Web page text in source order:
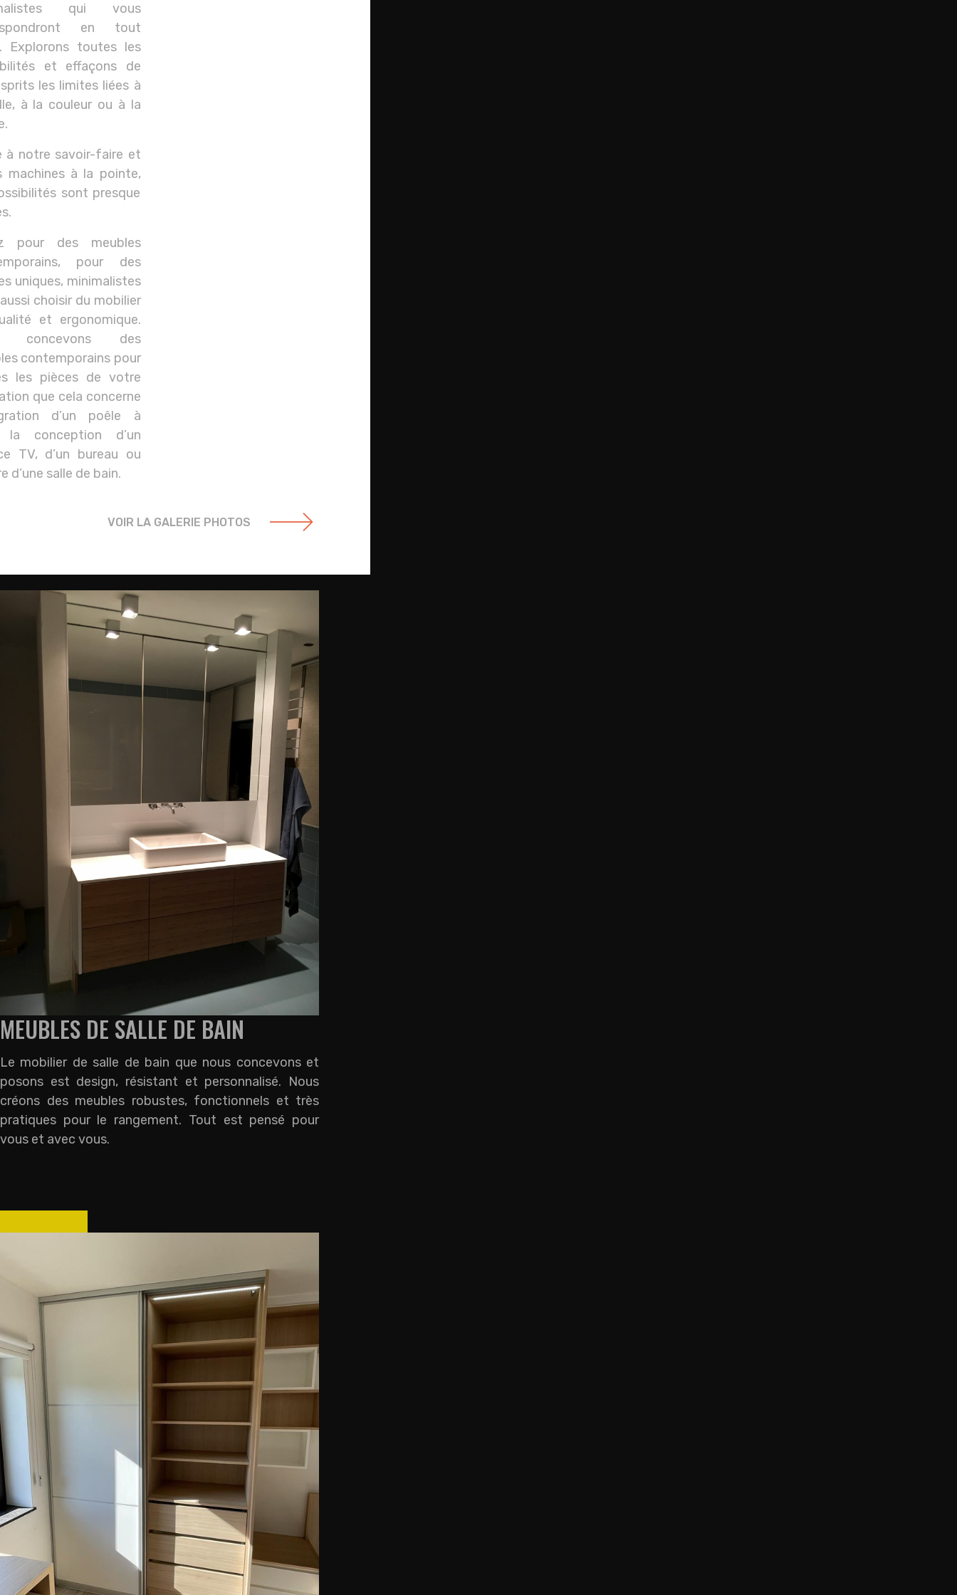
qui vous
en tout
Explorons toutes les
et effaçons de
les limites liées à
à la couleur ou à la
à notre savoir-faire et
machines à la pointe,
sont presque
pour des meubles
pour des
uniques, minimalistes
choisir du mobilier
et ergonomique.
concevons des
contemporains pour
les pièces de votre
que cela concerne
d’un poêle à
la conception d’un
TV, d’un bureau ou
d’une salle de bain.
VOIR LA GALERIE PHOTOS
MEUBLES DE SALLE DE BAIN
Le mobilier de salle de bain que nous concevons et
posons est design, résistant et personnalisé. Nous
créons des meubles robustes, fonctionnels et très
pratiques pour le rangement. Tout est pensé pour
vous et avec vous.